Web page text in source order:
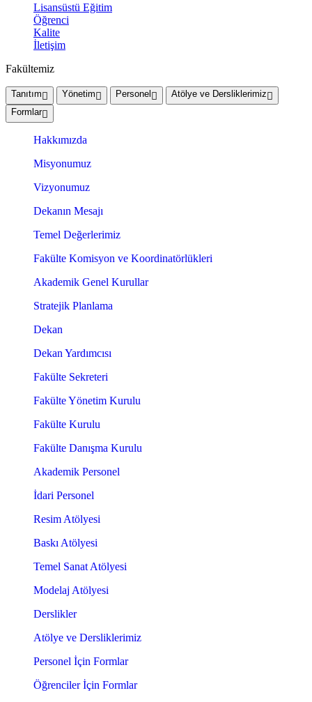
Lisansüstü Eğitim
Öğrenci
Kalite
İletişim
Fakültemiz
Tanıtım Yönetim Personel
Atölye ve Dersliklerimiz
Formlar
Hakkımızda
Misyonumuz
Vizyonumuz
Dekanın Mesajı
Temel Değerlerimiz
Fakülte Komisyon ve Koordinatörlükleri
Akademik Genel Kurullar
Stratejik Planlama
Dekan
Dekan Yardımcısı
Fakülte Sekreteri
Fakülte Yönetim Kurulu
Fakülte Kurulu
Fakülte Danışma Kurulu
Akademik Personel
İdari Personel
Resim Atölyesi
Baskı Atölyesi
Temel Sanat Atölyesi
Modelaj Atölyesi
Derslikler
Atölye ve Dersliklerimiz
Personel İçin Formlar
Öğrenciler İçin Formlar